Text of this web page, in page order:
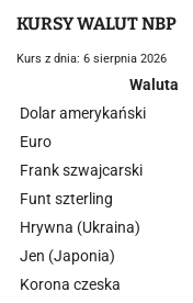
KURSY WALUT NBP
Kurs z dnia: 6 sierpnia 2026
Waluta
Dolar amerykański
Euro
Frank szwajcarski
Funt szterling
Hrywna (Ukraina)
Jen (Japonia)
Korona czeska